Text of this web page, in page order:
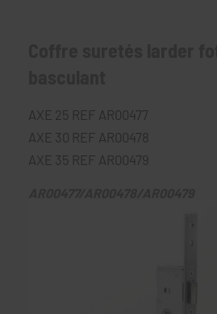
AXE 25 REF AR00477
AXE 30 REF AR00478
AXE 35 REF AR00479